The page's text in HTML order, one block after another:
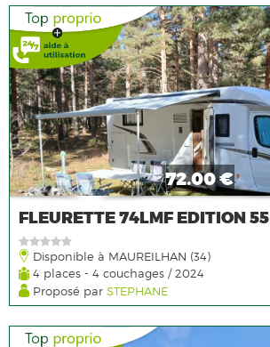
72.00 €
FLEURETTE 74LMF EDITION 55
Disponible à MAUREILHAN (34)
4 places - 4 couchages / 2024
Proposé par STEPHANE